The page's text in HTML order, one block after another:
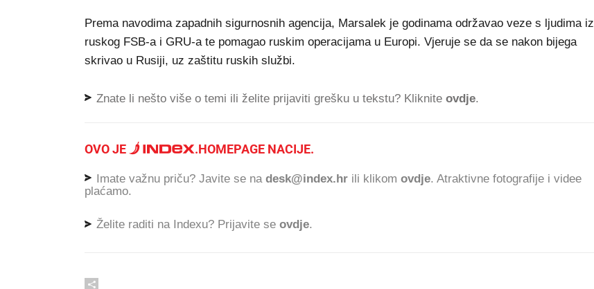
Prema navodima zapadnih sigurnosnih agencija, Marsalek je godinama održavao veze s ljudima iz
ruskog FSB-a i GRU-a te pomagao ruskim operacijama u Europi. Vjeruje se da se nakon bijega
skrivao u Rusiji, uz zaštitu ruskih službi.
Znate li nešto više o temi ili želite prijaviti grešku u tekstu? Kliknite ovdje.
OVO JE .HOMEPAGE NACIJE.
Imate važnu priču? Javite se na desk@index.hr ili klikom ovdje. Atraktivne fotografije i videe
plaćamo.
Želite raditi na Indexu? Prijavite se ovdje.